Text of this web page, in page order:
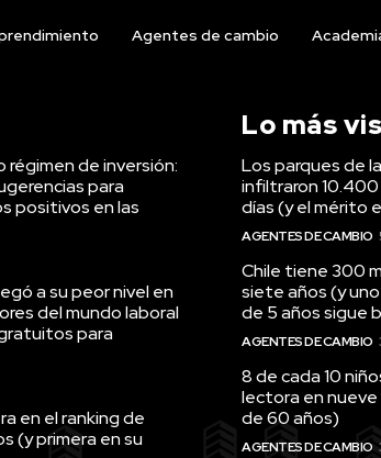
Agentes de cambio
régimen de inversión:
para
positivos en las
a su peor nivel en
del mundo laboral
para
en el ranking de
(y primera en su
Lo más
Los parques de
infiltraron 10.400
días (y el mérito
AGENTES DE CAMBIO
Chile tiene 300
siete años (y
de 5 años sigue
AGENTES DE CAMBIO
8 de cada 10
lectora en
de 60 años)
AGENTES DE CAMBIO